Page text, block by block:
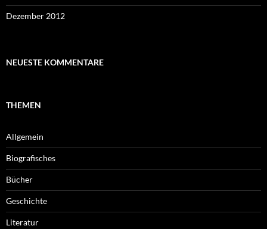
Dezember 2012
NEUESTE KOMMENTARE
THEMEN
Allgemein
Biografisches
Bücher
Geschichte
Literatur